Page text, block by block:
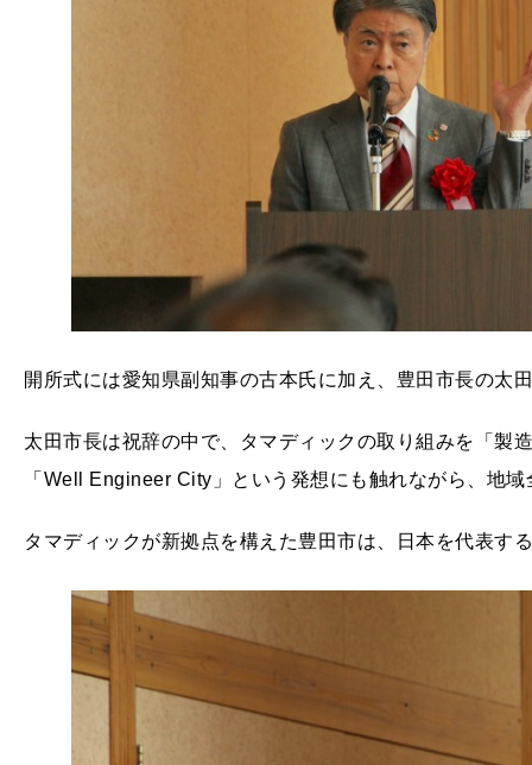
開所式には愛知県副知事の古本氏に加え、豊田市長の太
太田市長は祝辞の中で、タマディックの取り組みを「製
「Well Engineer City」という発想にも触れながら、地
タマディックが新拠点を構えた豊田市は、日本を代表す